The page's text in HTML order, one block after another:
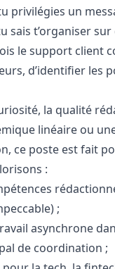
privilégies un
sais t’organiser
le support client
d’identifier les
la qualité
linéaire ou
ce poste est fait
:
;
asynchrone
de coordination ;